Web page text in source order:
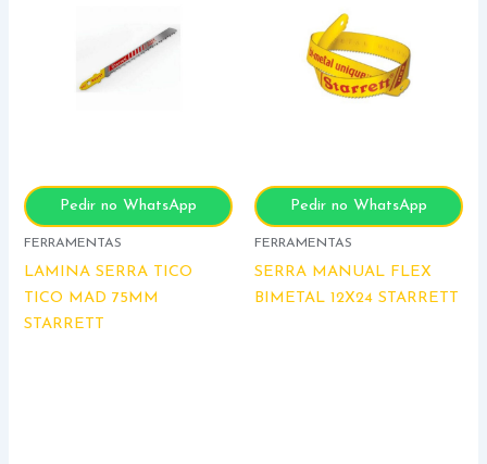
Pedir no WhatsApp
FERRAMENTAS
LAMINA SERRA TICO
TICO MAD 75MM
STARRETT
Pedir no WhatsApp
FERRAMENTAS
SERRA MANUAL FLEX
BIMETAL 12X24 STARRETT